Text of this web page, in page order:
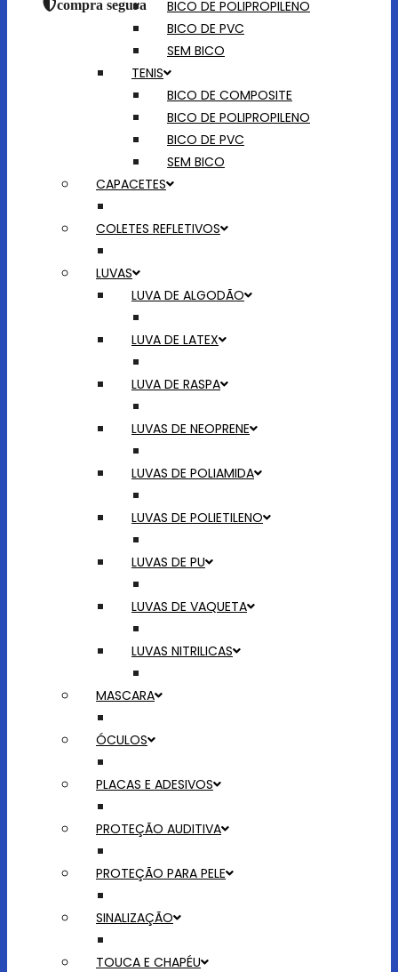
compra segura
BICO DE POLIPROPILENO
BICO DE PVC
SEM BICO
TENIS
BICO DE COMPOSITE
BICO DE POLIPROPILENO
BICO DE PVC
SEM BICO
CAPACETES
COLETES REFLETIVOS
LUVAS
LUVA DE ALGODÃO
LUVA DE LATEX
LUVA DE RASPA
LUVAS DE NEOPRENE
LUVAS DE POLIAMIDA
LUVAS DE POLIETILENO
LUVAS DE PU
LUVAS DE VAQUETA
LUVAS NITRILICAS
MASCARA
ÓCULOS
PLACAS E ADESIVOS
PROTEÇÃO AUDITIVA
PROTEÇÃO PARA PELE
SINALIZAÇÃO
TOUCA E CHAPÉU